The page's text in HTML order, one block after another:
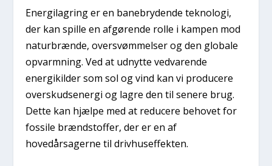
Energilagring er en banebrydende teknologi,
der kan spille en afgørende rolle i kampen mod
naturbrænde, oversvømmelser og den globale
opvarmning. Ved at udnytte vedvarende
energikilder som sol og vind kan vi producere
overskudsenergi og lagre den til senere brug.
Dette kan hjælpe med at reducere behovet for
fossile brændstoffer, der er en af
hovedårsagerne til drivhuseffekten.